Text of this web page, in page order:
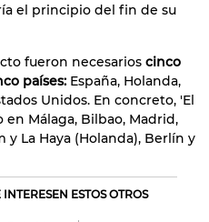
el principio del fin de su
fueron necesarios cinco
países: España, Holanda,
Unidos. En concreto, 'El
Málaga, Bilbao, Madrid,
y La Haya (Holanda), Berlín y
ESTOS OTROS